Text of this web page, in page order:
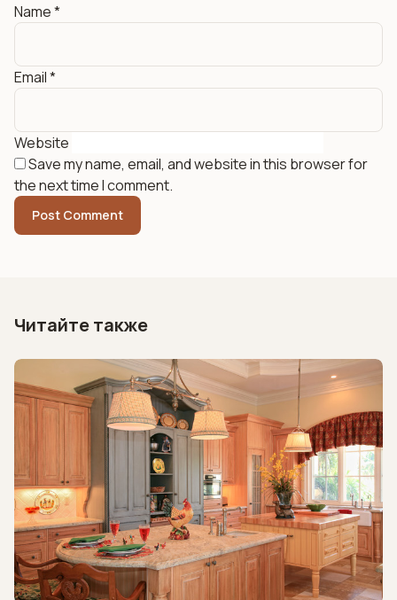
Name*
Email*
Website
Save my name, email, and website in this browser for
the next time I comment.
Читайте также